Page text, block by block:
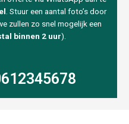
. Stuur een aantal foto’s door
zullen zo snel mogelijk een
binnen 2 uur).